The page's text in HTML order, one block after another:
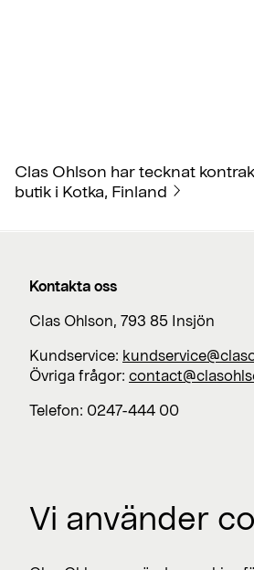
Clas Ohlson har tecknat
butik i Kotka, Finland
Kontakta oss
Clas Ohlson, 793 85 Insjön
Kundservice:
Övriga frågor:
Telefon: 0247-444 00
Lediga jobb >
Vi använder